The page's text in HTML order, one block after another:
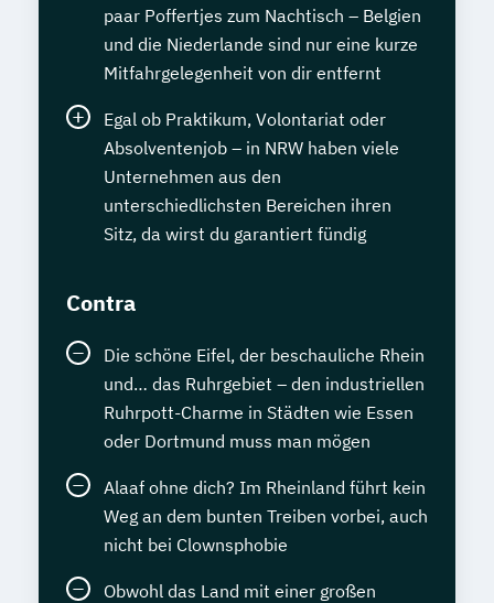
paar Poffertjes zum Nachtisch – Belgien
und die Niederlande sind nur eine kurze
Mitfahrgelegenheit von dir entfernt
Egal ob Praktikum, Volontariat oder
Absolventenjob – in NRW haben viele
Unternehmen aus den
unterschiedlichsten Bereichen ihren
Sitz, da wirst du garantiert fündig
Contra
Die schöne Eifel, der beschauliche Rhein
und… das Ruhrgebiet – den industriellen
Ruhrpott-Charme in Städten wie Essen
oder Dortmund muss man mögen
Alaaf ohne dich? Im Rheinland führt kein
Weg an dem bunten Treiben vorbei, auch
nicht bei Clownsphobie
Obwohl das Land mit einer großen